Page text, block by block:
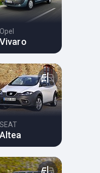
Opel
Vivaro
SEAT
Altea